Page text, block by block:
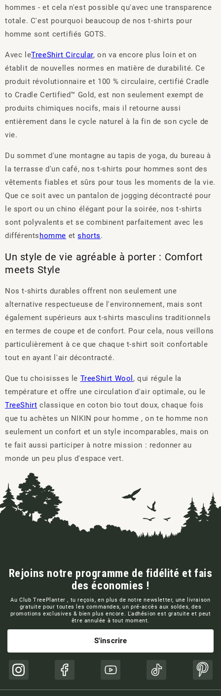
hommes - et cela n'est possible qu'avec une transparence
totale. C'est pourquoi beaucoup de nos t-shirts pour
homme sont certifiés GOTS.
Avec leTreeShirt Circular, on va encore plus loin et on
établit de nouvelles normes en matière de durabilité. Ce
produit révolutionnaire et 100 % circulaire, certifié Cradle
to Cradle Certified™ Gold, est non seulement exempt de
produits chimiques nocifs, mais il retourne aussi
entièrement dans le cycle naturel à la fin de son cycle de
vie.
Du sommet d'une montagne au tapis de yoga, du bureau à
la terrasse d'un café, nos t-shirts pour hommes sont des
vêtements fiables et sûrs pour tous les moments de la vie.
Que ce soit avec un pantalon de jogging décontracté pour
le sport ou un chino élégant pour la soirée, nos t-shirts
sont polyvalents et se combinent parfaitement avec les
différentshomme etshorts.
Un style de vie agréable à porter : Comfort
meets Style
Nos t-shirts durables offrent non seulement une
alternative respectueuse de l'environnement, mais sont
également supérieurs aux t-shirts masculins traditionnels
en termes de coupe et de confort. Pour cela, nous veillons
particulièrement à ce que chaque t-shirt soit confortable
tout en ayant l'air décontracté.
Que tu choisisses le TreeShirt Wool , qui régule la
température et offre une circulation d'air optimale, ou le
TreeShirt classique en coton bio tout doux, chaque fois
que tu achètes un NIKIN pour homme , on te homme non
seulement un confort et un style incomparables, mais on
te fait aussi participer à notre mission : redonner au
monde un peu plus d'espace vert.
Rejoins notre programme de fidélité et fais
des économies !
Au Club TreePlanter , tu reçois, en plus de notre newsletter, une livraison
gratuite pour toutes les commandes, un pré-accès aux soldes, des
promotions exclusives & bien plus encore. L'adhésion est gratuite et peut
être annulée à tout moment.
S'inscrire
Instagram Facebook YouTube TikTok